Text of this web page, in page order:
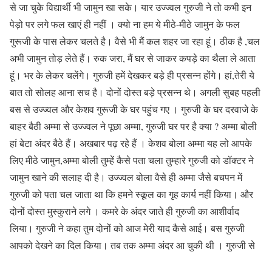
से जा चुके विद्यार्थी भी जामुन खा सके। यार उज्ज्वल गुरुजी ने तो कभी इन
पेड़ो पर लगे फल खाएं ही नहीं । क्यो ना हम ये मीठे-मीठे जामुन के फल
गुरूजी के पास लेकर चलते है। वैसे भी मैं कल शहर जा रहा हूं। ठीक है ,चल
अभी जामुन तोड़ लेते हैं। रुक जरा, मैं घर से जाकर कपड़े का थैला ले आता
हूं। भर के लेकर चलेंगे। गुरुजी हमें देखकर बड़े ही प्रसन्न होंगे। हां,तेरी ये
बात तो सोलह आना सच है। दोनों दोस्त बड़े प्रसन्न थे। अगली सुबह पहली
बस से उज्ज्वल और केशव गुरूजी के घर पहुंच गए । गुरुजी के घर दरवाजे के
बाहर बैठी अम्मा से उज्ज्वल ने पूछा अम्मा, गुरुजी घर पर है क्या ? अम्मा बोली
हां बेटा अंदर बैठे हैं। अखबार पढ़ रहे हैं । केशव बोला अम्मा यह लो आपके
लिए मीठे जामुन,अम्मा बोली तुम्हें कैसे पता चला तुम्हारे गुरुजी को डॉक्टर ने
जामुन खाने की सलाह दी है। उज्ज्वल बोला वैसे ही अम्मा जैसे बचपन में
गुरुजी को पता चल जाता था कि हमने स्कूल का गृह कार्य नहीं किया। और
दोनों दोस्त मुस्कुराने लगे । कमरे के अंदर जाते ही गुरुजी का आशीर्वाद
लिया। गुरुजी ने कहा तुम दोनों को आज मेरी याद कैसे आई। बस गुरुजी
आपको देखने का दिल किया। तब तक अम्मा अंदर आ चुकी थी । गुरुजी से